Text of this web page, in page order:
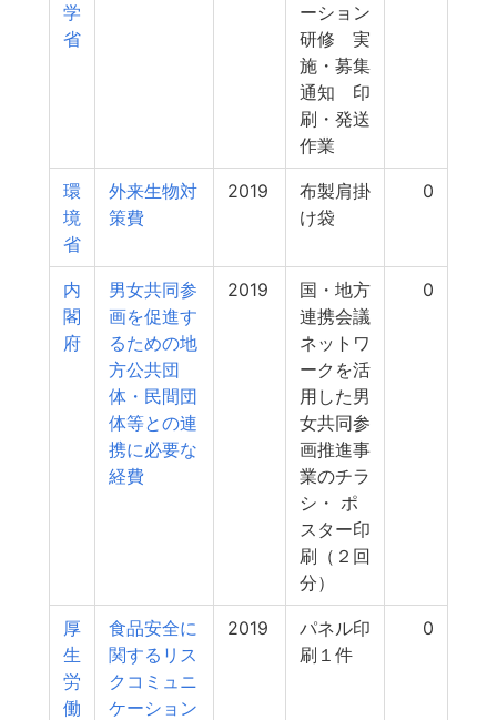
学
省
ーション
研修 実
施・募集
通知 印
刷・発送
作業
環
境
省
外来生物対
策費
2019
布製肩掛
け袋
0
内
閣
府
男女共同参
画を促進す
るための地
方公共団
体・民間団
体等との連
携に必要な
経費
2019
国・地方
連携会議
ネットワ
ークを活
用した男
女共同参
画推進事
業のチラ
シ・ ポ
スター印
刷（２回
分）
0
厚
生
労
働
食品安全に
関するリス
クコミュニ
ケーション
2019
パネル印
刷１件
0